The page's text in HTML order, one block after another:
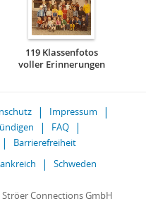
119 Klassenfotos
voller Erinnerungen
Impressum
FAQ
Barrierefreiheit
Schweden
Ströer Connections GmbH